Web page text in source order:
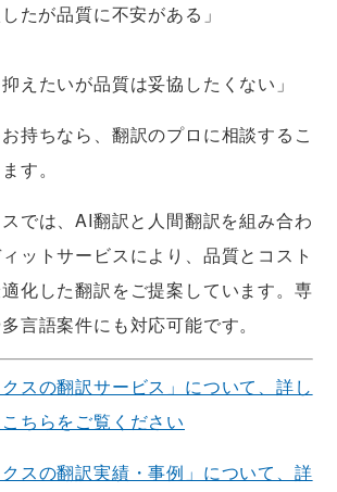
たが品質に不安がある」
えたいが品質は妥協したくない」
持ちなら、翻訳のプロに相談するこ
す。
では、AI翻訳と人間翻訳を組み合わ
ットサービスにより、品質とコスト
化した翻訳をご提案しています。専
言語案件にも対応可能です。
クスの翻訳サービス」について、詳し
ちらをご覧ください
クスの翻訳実績・事例」について、詳